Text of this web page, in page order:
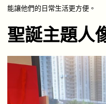
能讓他們的日常生活更方便。
聖誕主題人